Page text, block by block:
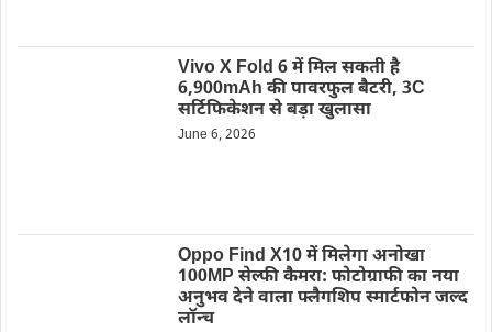
Vivo X Fold 6 में मिल सकती है
6,900mAh की पावरफुल बैटरी, 3C
सर्टिफिकेशन से बड़ा खुलासा
June 6, 2026
Oppo Find X10 में मिलेगा अनोखा
100MP सेल्फी कैमरा: फोटोग्राफी का नया
अनुभव देने वाला फ्लैगशिप स्मार्टफोन जल्द
लॉन्च